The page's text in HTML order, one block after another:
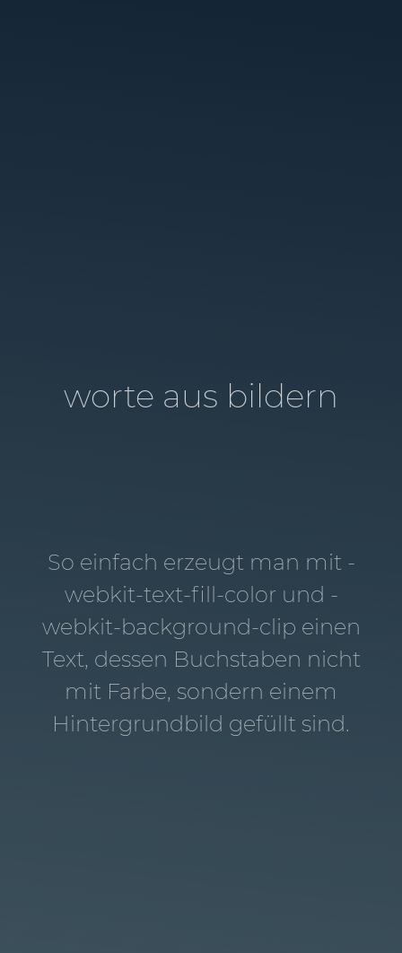
worte aus bildern
So einfach erzeugt man mit -
webkit-text-fill-color und -
webkit-background-clip einen
Text, dessen Buchstaben nicht
mit Farbe, sondern einem
Hintergrundbild gefüllt sind.